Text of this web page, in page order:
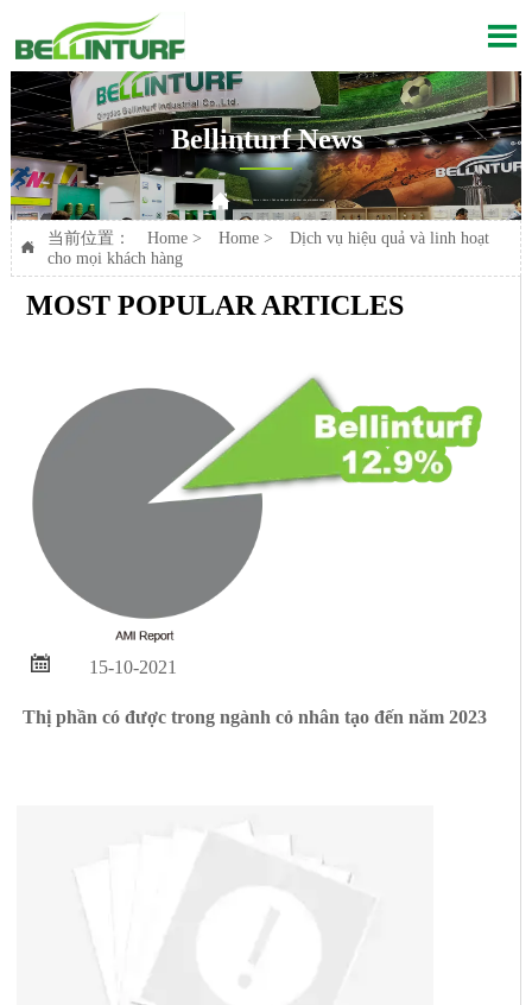

Bellinturf News


当前位置： Home> Home>
Dịch vụ hiệu quả và linh hoạt
cho mọi khách hàng
MOST POPULAR ARTICLES
 15-10-2021
Thị phần có được trong ngành cỏ nhân tạo đến năm 2023